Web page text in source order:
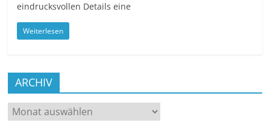
eindrucksvollen Details eine
Weiterlesen
ARCHIV
ARCHIV